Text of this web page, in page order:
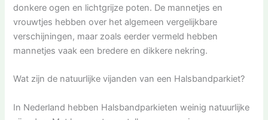
donkere ogen en lichtgrijze poten. De mannetjes en
vrouwtjes hebben over het algemeen vergelijkbare
verschijningen, maar zoals eerder vermeld hebben
mannetjes vaak een bredere en dikkere nekring.
Wat zijn de natuurlijke vijanden van een Halsbandparkiet?
In Nederland hebben Halsbandparkieten weinig natuurlijke